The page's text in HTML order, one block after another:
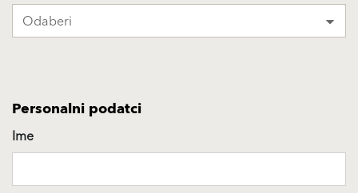
Odaberi
Personalni podatci
Ime